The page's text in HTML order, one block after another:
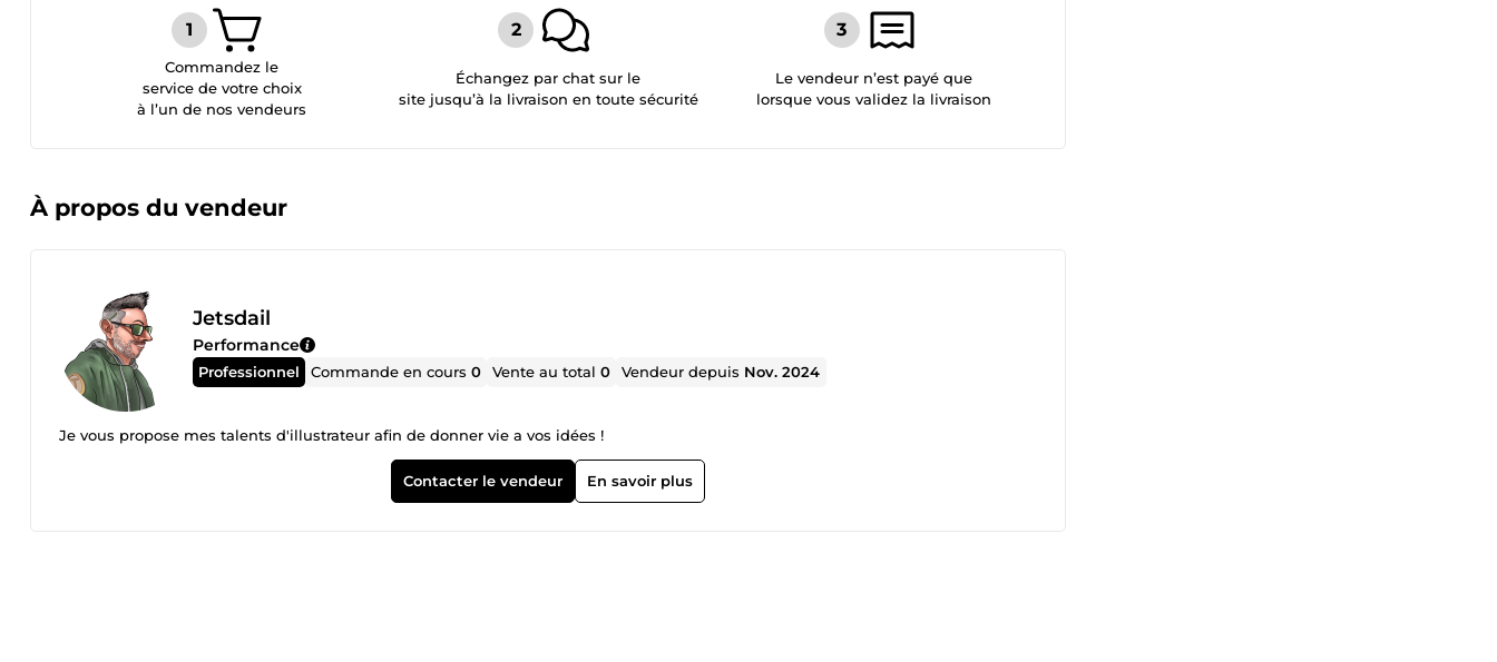
Commandez le
service de votre choix
à l’un de nos vendeurs
Échangez par chat sur le
site jusqu’à la livraison en toute sécurité
Le vendeur n’est payé que
lorsque vous validez la livraison
À propos du vendeur
Jetsdail
Performance
Professionnel Commande en cours0 Vente au total0 Vendeur depuis Nov. 2024
Je vous propose mes talents d'illustrateur afin de donner vie a vos idées !
Contacter le vendeur En savoir plus